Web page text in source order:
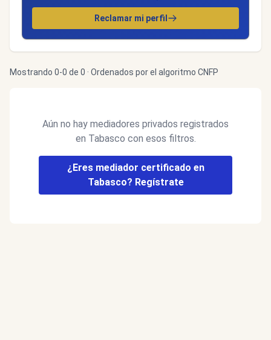
Reclamar mi perfil
Mostrando 0-0 de 0 · Ordenados por el algoritmo CNFP
Aún no hay mediadores privados registrados
en Tabasco con esos filtros.
¿Eres mediador certificado en
Tabasco? Regístrate